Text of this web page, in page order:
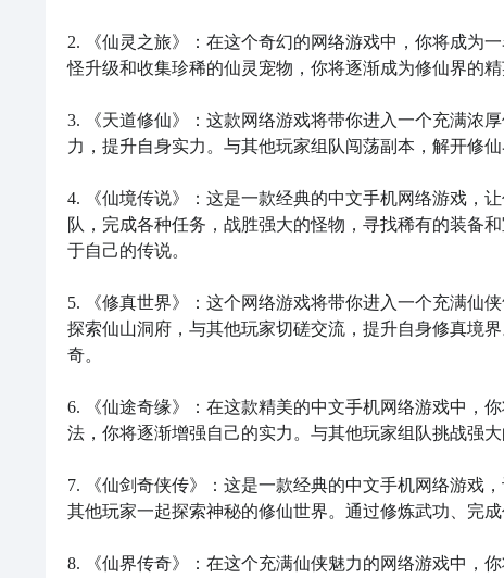
2. 《仙灵之旅》：在这个奇幻的网络游戏中，你将成为
怪升级和收集珍稀的仙灵宠物，你将逐渐成为修仙界的
3. 《天道修仙》：这款网络游戏将带你进入一个充满浓
力，提升自身实力。与其他玩家组队闯荡副本，解开修
4. 《仙境传说》：这是一款经典的中文手机网络游戏，
队，完成各种任务，战胜强大的怪物，寻找稀有的装备
于自己的传说。
5. 《修真世界》：这个网络游戏将带你进入一个充满仙
探索仙山洞府，与其他玩家切磋交流，提升自身修真境
奇。
6. 《仙途奇缘》：在这款精美的中文手机网络游戏中，
法，你将逐渐增强自己的实力。与其他玩家组队挑战强大
7. 《仙剑奇侠传》：这是一款经典的中文手机网络游戏
其他玩家一起探索神秘的修仙世界。通过修炼武功、完
8. 《仙界传奇》：在这个充满仙侠魅力的网络游戏中，